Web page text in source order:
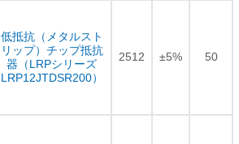
低抵抗（メタルスト
リップ）チップ抵抗
器（LRPシリーズ
LRP12JTDSR200）
2512 ±5% 50